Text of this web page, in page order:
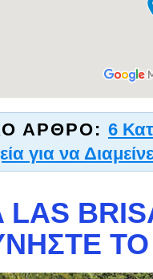
ΆΡΘΡΟ: 6
για να
LAS
ΤΟ